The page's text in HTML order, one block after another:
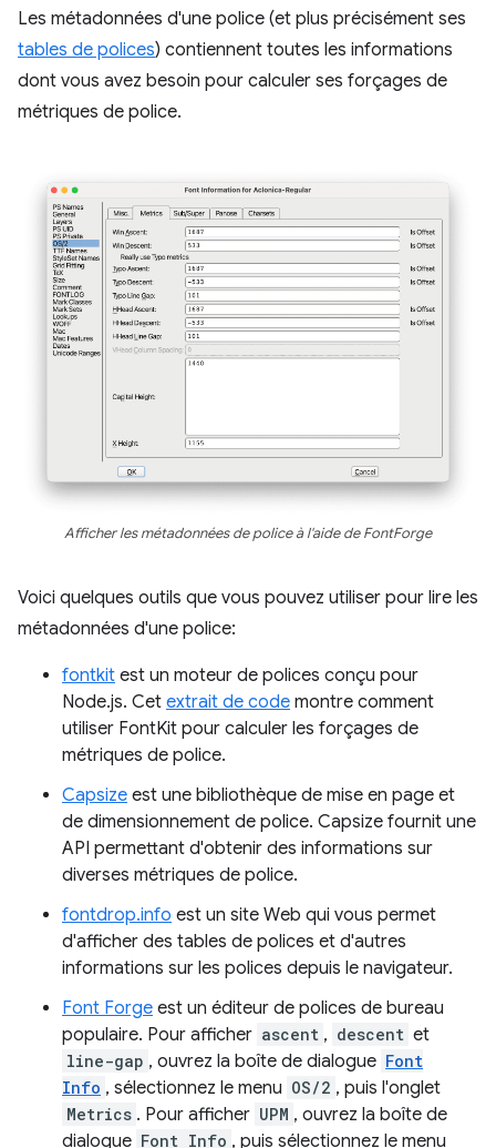
Les métadonnées d'une police (et plus précisément ses
tables de polices) contiennent toutes les informations
dont vous avez besoin pour calculer ses forçages de
métriques de police.
Afficher les métadonnées de police à l'aide de FontForge
Voici quelques outils que vous pouvez utiliser pour lire les
métadonnées d'une police:
fontkit est un moteur de polices conçu pour
Node.js. Cet extrait de code montre comment
utiliser FontKit pour calculer les forçages de
métriques de police.
Capsize est une bibliothèque de mise en page et
de dimensionnement de police. Capsize fournit une
API permettant d'obtenir des informations sur
diverses métriques de police.
fontdrop.info est un site Web qui vous permet
d'afficher des tables de polices et d'autres
informations sur les polices depuis le navigateur.
Font Forge est un éditeur de polices de bureau
populaire. Pour afficher ascent , descent et
line-gap , ouvrez la boîte de dialogue Font
Info , sélectionnez le menu OS/2 , puis l'onglet
Metrics . Pour afficher UPM , ouvrez la boîte de
dialogue Font Info , puis sélectionnez le menu